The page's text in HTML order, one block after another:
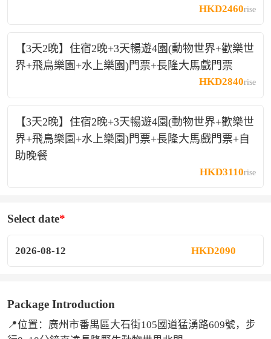
HKD2460rise
【3天2晚】住宿2晚+3天暢遊4園(動物世界+歡樂世
界+飛鳥樂園+水上樂園)門票+長隆大馬戲門票
HKD2840rise
【3天2晚】住宿2晚+3天暢遊4園(動物世界+歡樂世
界+飛鳥樂園+水上樂園)門票+長隆大馬戲門票+自
助晚餐
HKD3110rise
Select date
2026-08-12 HKD2090
Package Introduction
📍位置：廣州市番禺區大石街105國道猛湧路609號，步